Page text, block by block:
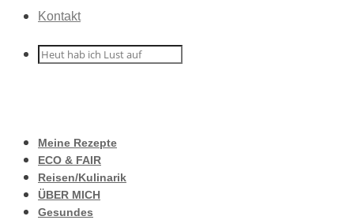
Kontakt
Meine Rezepte
ECO & FAIR
Reisen/Kulinarik
ÜBER MICH
Gesundes